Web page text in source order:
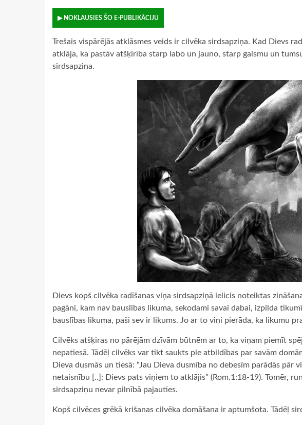
▶ NOKLAUSIES ŠO E-PUBLIKĀCIJU
Trešais vispārējās atklāsmes veids ir cilvēka sirdsapziņa. Kad Dievs
atklāja, ka pastāv atšķirība starp labo un jauno, starp gaismu un
sirdsapziņa.
Dievs kopš cilvēka radīšanas viņa sirdsapziņā ielicis noteiktas
pagāni, kam nav bauslības likuma, sekodami savai dabai, izpilda
bauslības likuma, paši sev ir likums. Jo ar to viņi pierāda, ka likumu
Cilvēks atšķiras no pārējām dzīvām būtnēm ar to, ka viņam piemīt
nepatiesā. Tādēļ cilvēks var tikt saukts pie atbildības par savām
Dieva dusmās un tiesā: “Jau Dieva dusmība no debesīm parādās pār
netaisnību [..]: Dievs pats viņiem to atklājis” (Rom.1:18-19). Tomēr,
sirdsapziņu nevar pilnībā pajauties.
Kopš cilvēces grēkā krišanas cilvēka domāšana ir aptumšota. Tādēļ